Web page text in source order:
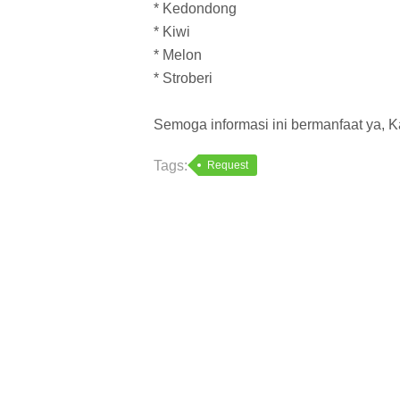
* Kedondong
* Kiwi
* Melon
* Stroberi
Semoga informasi ini bermanfaat ya,
Tags: Request